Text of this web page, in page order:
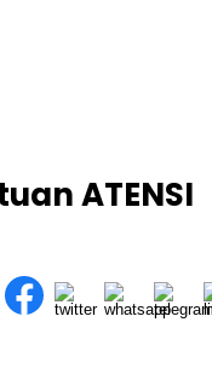
ATENSI